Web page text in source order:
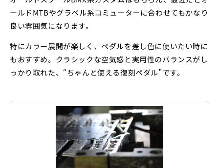
ールドMTBやグラベル系コミューターに合わせてもかなり
良い雰囲気になります。
特にカラー展開が楽しく、ペダルを差し色に使いたい時に
もおすすめ。クラシックな空気感と実用性のバランスがし
っかり取れた、“ちゃんと使える復刻ペダル”です。